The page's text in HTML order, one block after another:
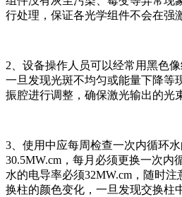
行处理，保证各光学组件不会在强
2、设备操作人员可以经常用黑色
一旦发现光斑不均匀或能量下降等
振腔进行调整，确保激光输出的光
3、使用中应每周检查一次内循环
30.5MW.cm，每月必须更换一次内
水的电导率必须32MW.cm，随时
换柱的颜色变化，一旦发现交换柱